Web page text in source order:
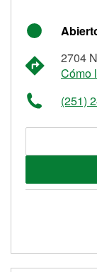
2704
Cómo
(251)